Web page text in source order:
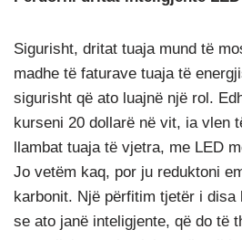
Sigurisht, dritat tuaja mund të
madhe të faturave tuaja të
sigurisht që ato luajnë një rol.
kurseni 20 dollarë në vit, ia vlen
llambat tuaja të vjetra, me LED
Jo vetëm kaq, por ju reduktoni
karbonit. Një përfitim tjetër i disa
se ato janë inteligjente, që do të